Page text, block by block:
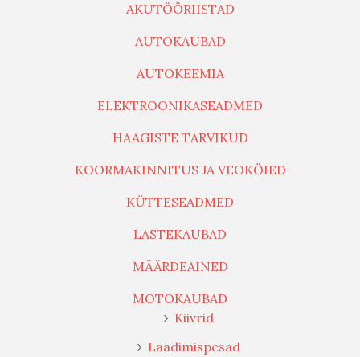
AKUTÖÖRIISTAD
AUTOKAUBAD
AUTOKEEMIA
ELEKTROONIKASEADMED
HAAGISTE TARVIKUD
KOORMAKINNITUS JA VEOKÖIED
KÜTTESEADMED
LASTEKAUBAD
MÄÄRDEAINED
MOTOKAUBAD
Kiivrid
Laadimispesad